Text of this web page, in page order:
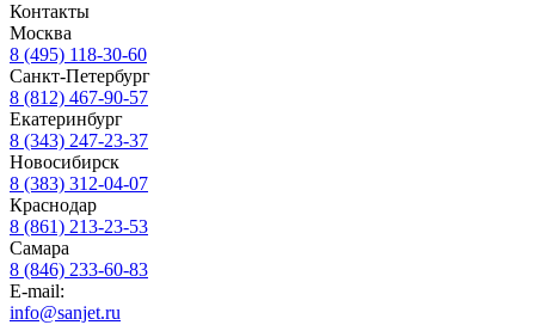
Контакты
Москва
8 (495) 118-30-60
Санкт-Петербург
8 (812) 467-90-57
Екатеринбург
8 (343) 247-23-37
Новосибирск
8 (383) 312-04-07
Краснодар
8 (861) 213-23-53
Самара
8 (846) 233-60-83
E-mail:
info@sanjet.ru